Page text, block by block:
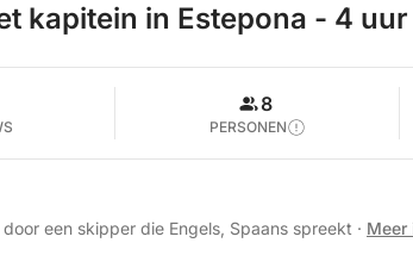
kapitein in Estepona - 4
8
PERSONEN
een skipper die Engels, Spaans spreekt · Meer